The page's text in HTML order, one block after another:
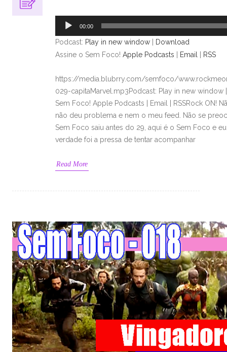
áudio
00:00
Podcast: Play in new window
Download
Assine o Sem Foco! Apple Podcasts Email RSS
https://media.blubrry.com/semfoco/
029-capitaMarvel.mp3Podcast: Play in new window
Sem Foco! Apple Podcasts | Email | RSSRock ON!
não deu problema e nem o meu feed. Não se
Sem Foco saiu antes do 29, aqui é o Sem Foco e
verdade foi a pressa de tentar acompanhar
Read More